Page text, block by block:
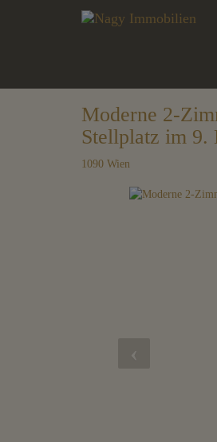
Moderne 2-
Stellplatz im 9.
1090 Wien